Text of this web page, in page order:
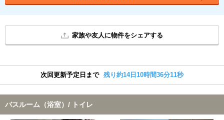
家族や友人に物件をシェアする
次回更新予定日まで 残り約14日10時間36分10秒
バスルーム（浴室）/ トイレ